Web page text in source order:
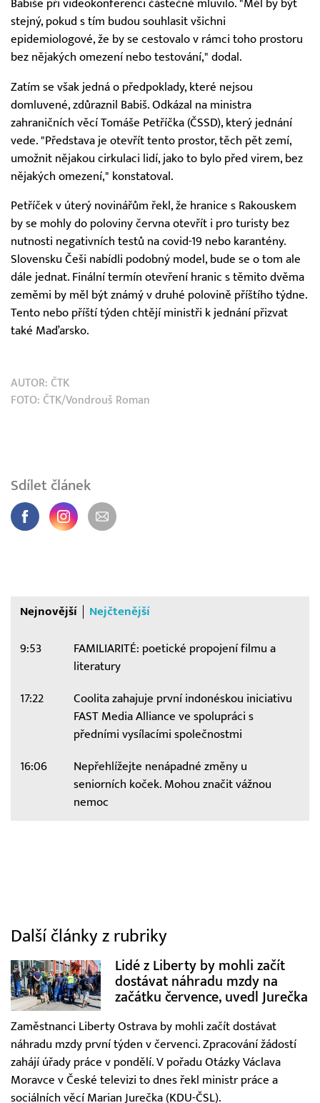
Babiše při videokonferenci částečně mluvilo. "Měl by být
stejný, pokud s tím budou souhlasit všichni
epidemiologové, že by se cestovalo v rámci toho prostoru
bez nějakých omezení nebo testování," dodal.
Zatím se však jedná o předpoklady, které nejsou
domluvené, zdůraznil Babiš. Odkázal na ministra
zahraničních věcí Tomáše Petříčka (ČSSD), který jednání
vede. "Představa je otevřít tento prostor, těch pět zemí,
umožnit nějakou cirkulaci lidí, jako to bylo před virem, bez
nějakých omezení," konstatoval.
Petříček v úterý novinářům řekl, že hranice s Rakouskem
by se mohly do poloviny června otevřít i pro turisty bez
nutnosti negativních testů na covid-19 nebo karantény.
Slovensku Češi nabídli podobný model, bude se o tom ale
dále jednat. Finální termín otevření hranic s těmito dvěma
zeměmi by měl být známý v druhé polovině příštího týdne.
Tento nebo příští týden chtějí ministři k jednání přizvat
také Maďarsko.
AUTOR: ČTK
FOTO: ČTK/Vondrouš Roman
Sdílet článek
Nejnovější Nejčtenější
9:53
FAMILIARITÉ: poetické propojení filmu a
literatury
17:22
Coolita zahajuje první indonéskou iniciativu
FAST Media Alliance ve spolupráci s
předními vysílacími společnostmi
16:06
Nepřehlížejte nenápadné změny u
seniorních koček. Mohou značit vážnou
nemoc
Další články z rubriky
Lidé z Liberty by mohli začít
dostávat náhradu mzdy na
začátku července, uvedl Jurečka
Zaměstnanci Liberty Ostrava by mohli začít dostávat
náhradu mzdy první týden v červenci. Zpracování žádostí
zahájí úřady práce v pondělí. V pořadu Otázky Václava
Moravce v České televizi to dnes řekl ministr práce a
sociálních věcí Marian Jurečka (KDU-ČSL).